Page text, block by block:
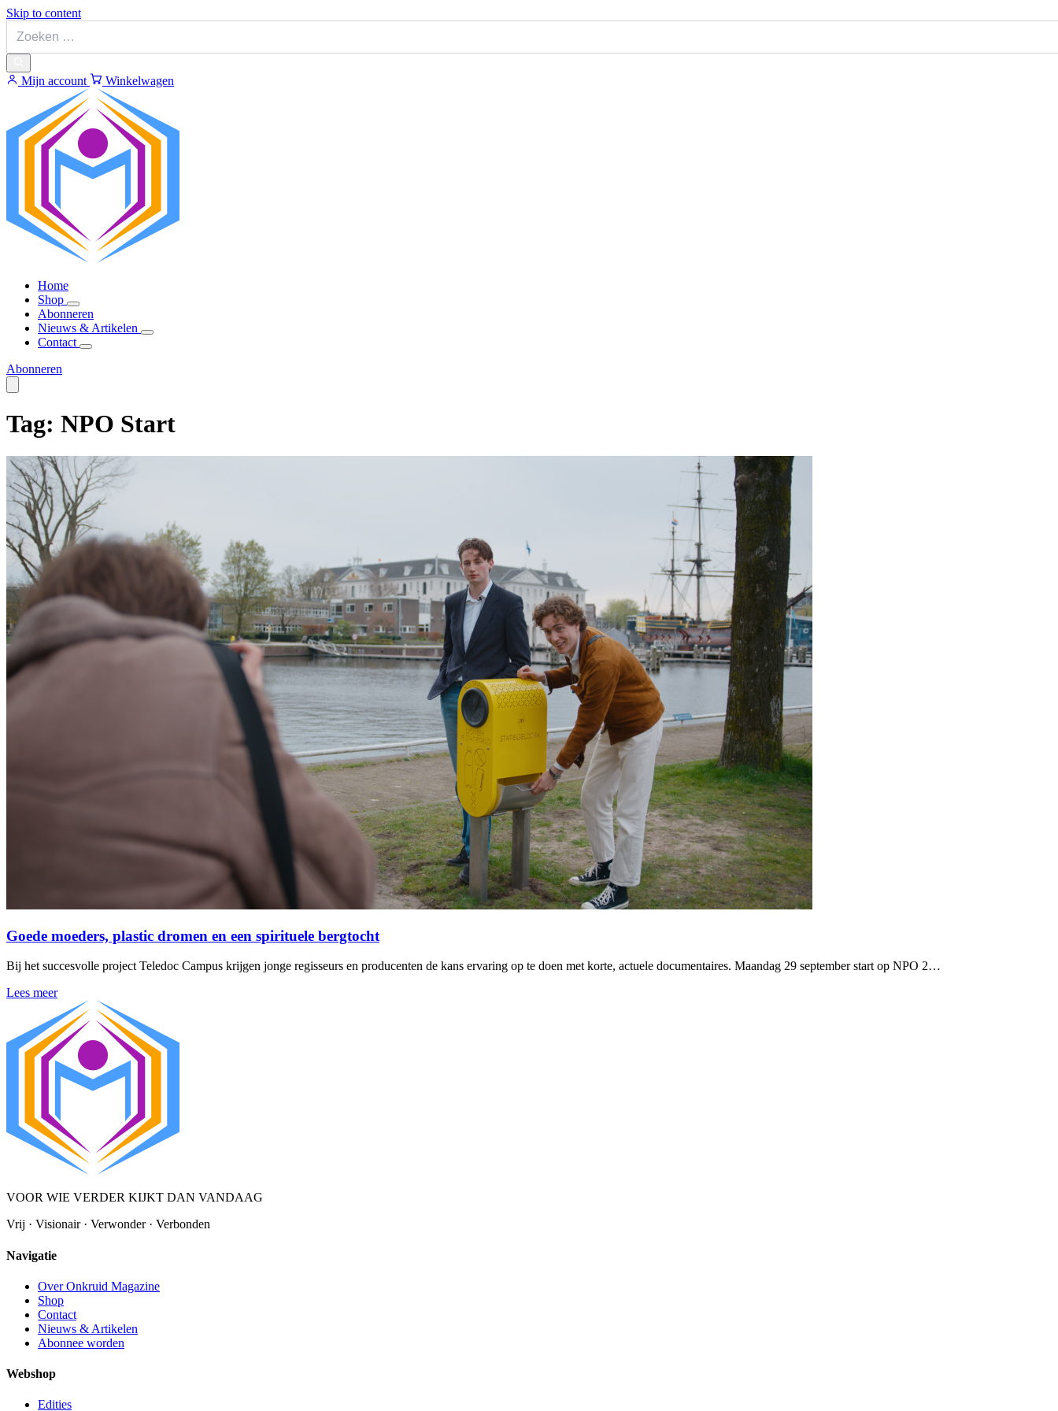
Skip to content
Mijn account Winkelwagen
Home
Shop
Abonneren
Nieuws & Artikelen
Contact
Abonneren
Tag: NPO Start
Goede moeders, plastic dromen en een spirituele bergtocht
Bij het succesvolle project Teledoc Campus krijgen jonge regisseurs en producenten de kans ervaring op te doen met korte, actuele documentaires. Maandag 29 september start op NPO 2…
Lees meer
VOOR WIE VERDER KIJKT DAN VANDAAG
Vrij · Visionair · Verwonder · Verbonden
Navigatie
Over Onkruid Magazine
Shop
Contact
Nieuws & Artikelen
Abonnee worden
Webshop
Edities